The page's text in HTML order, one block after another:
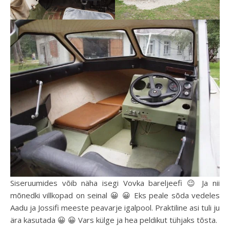
Siseruumides võib näha isegi Vovka bareljeefi 😉 Ja nii
mõnedki villkopad on seinal 😀 😀 Eks peale sõda vedeles
Aadu ja Jossifi meeste peavarje igalpool. Praktiline asi tuli ju
ära kasutada 😀 😀 Vars külge ja hea peldikut tühjaks tõsta.